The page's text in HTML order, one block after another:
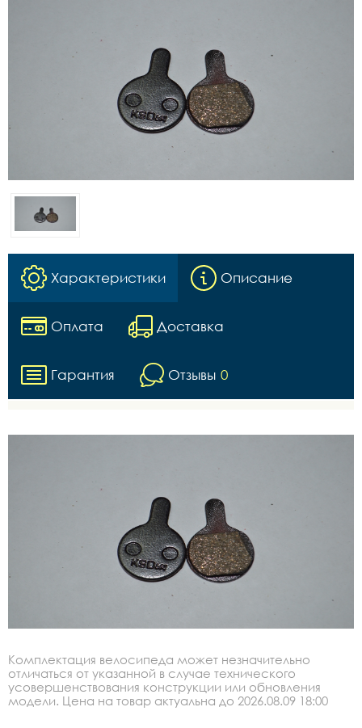
Характеристики Описание
Оплата Доставка
Гарантия Отзывы 0
Комплектация велосипеда может незначительно
отличаться от указанной в случае технического
усовершенствования конструкции или обновления
модели. Цена на товар актуальна до 2026.08.09 18:00